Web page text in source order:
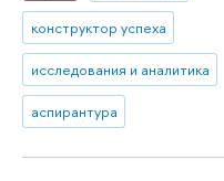
конструктор успеха
исследования и аналитика
аспирантура